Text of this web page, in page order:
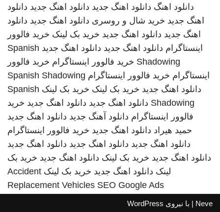
دانلود اهنگ دانلود اهنگ جدید دانلود اهنگ جدید دانلود
اهنگ جدید خرید شال و روسری دانلود اهنگ جدید دانلود
اهنگ جدید دانلود اهنگ جدید خرید بک لینک خرید فالوور
اینستاگرام دانلود اهنگ جدید دانلود اهنگ جدید Spanish
Shadowing خرید فالوور اینستاگرام خرید فالوور
اینستاگرام خرید فالوور اینستاگرام Spanish Shadowing
دانلود اهنگ جدید خرید بک لینک خرید بک لینک Spanish
Shadowing دانلود اهنگ جدید دانلود اهنگ جدید خرید
فالوور اینستاگرام دانلود آهنگ جدید دانلود اهنگ جدید
حمید هیراد دانلود اهنگ جدید خرید فالوور اینستاگرام
دانلود اهنگ جدید دانلود اهنگ جدید دانلود اهنگ جدید
دانلود اهنگ جدید خرید بک لینک دانلود اهنگ جدید خرید بک
لینک دانلود اهنگ جدید خرید بک لینک Accident
Replacement Vehicles SEO Google Ads
Neve | با نیروی WordPress